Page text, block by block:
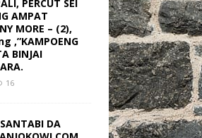
PERCUT SEI
AMPAT
MORE – (2),
,”KAMPOENG
BINJAI
16
DA